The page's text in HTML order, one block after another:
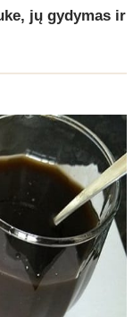
jų gydymas ir